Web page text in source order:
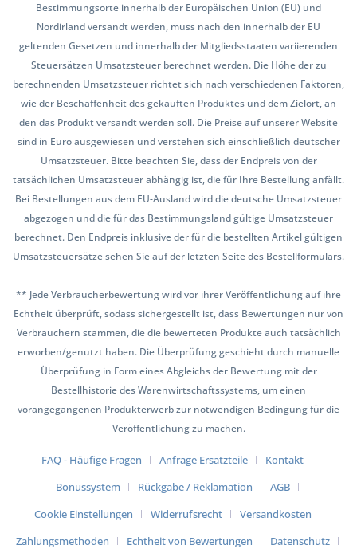
Bestimmungsorte innerhalb der Europäischen Union (EU) und
Nordirland versandt werden, muss nach den innerhalb der EU
geltenden Gesetzen und innerhalb der Mitgliedsstaaten variierenden
Steuersätzen Umsatzsteuer berechnet werden. Die Höhe der zu
berechnenden Umsatzsteuer richtet sich nach verschiedenen Faktoren,
wie der Beschaffenheit des gekauften Produktes und dem Zielort, an
den das Produkt versandt werden soll. Die Preise auf unserer Website
sind in Euro ausgewiesen und verstehen sich einschließlich deutscher
Umsatzsteuer. Bitte beachten Sie, dass der Endpreis von der
tatsächlichen Umsatzsteuer abhängig ist, die für Ihre Bestellung anfällt.
Bei Bestellungen aus dem EU-Ausland wird die deutsche Umsatzsteuer
abgezogen und die für das Bestimmungsland gültige Umsatzsteuer
berechnet. Den Endpreis inklusive der für die bestellten Artikel gültigen
Umsatzsteuersätze sehen Sie auf der letzten Seite des Bestellformulars.
** Jede Verbraucherbewertung wird vor ihrer Veröffentlichung auf ihre
Echtheit überprüft, sodass sichergestellt ist, dass Bewertungen nur von
Verbrauchern stammen, die die bewerteten Produkte auch tatsächlich
erworben/genutzt haben. Die Überprüfung geschieht durch manuelle
Überprüfung in Form eines Abgleichs der Bewertung mit der
Bestellhistorie des Warenwirtschaftssystems, um einen
vorangegangenen Produkterwerb zur notwendigen Bedingung für die
Veröffentlichung zu machen.
FAQ - Häufige Fragen Anfrage Ersatzteile
Kontakt
Bonussystem
Rückgabe / Reklamation
AGB
Cookie Einstellungen
Widerrufsrecht
Versandkosten
Zahlungsmethoden
Echtheit von Bewertungen Datenschutz